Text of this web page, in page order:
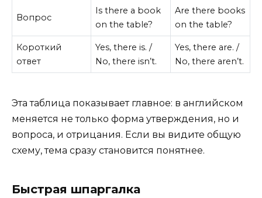
Вопрос
Is there a book
on the table?
Are there books
on the table?
Короткий
ответ
Yes, there is. /
No, there isn’t.
Yes, there are. /
No, there aren’t.
Эта таблица показывает главное: в английском
меняется не только форма утверждения, но и
вопроса, и отрицания. Если вы видите общую
схему, тема сразу становится понятнее.
Быстрая шпаргалка